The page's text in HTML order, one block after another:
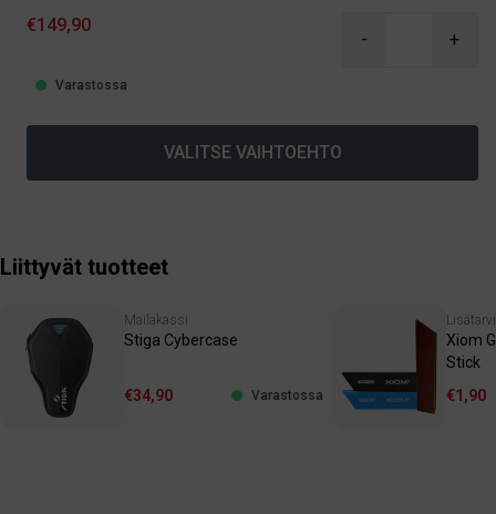
€149,90
- +
Varastossa
VALITSE VAIHTOEHTO
Liittyvät tuotteet
Mailakassi
Stiga Cybercase
€34,90 Varastossa
Xiom
Stick
€1,90